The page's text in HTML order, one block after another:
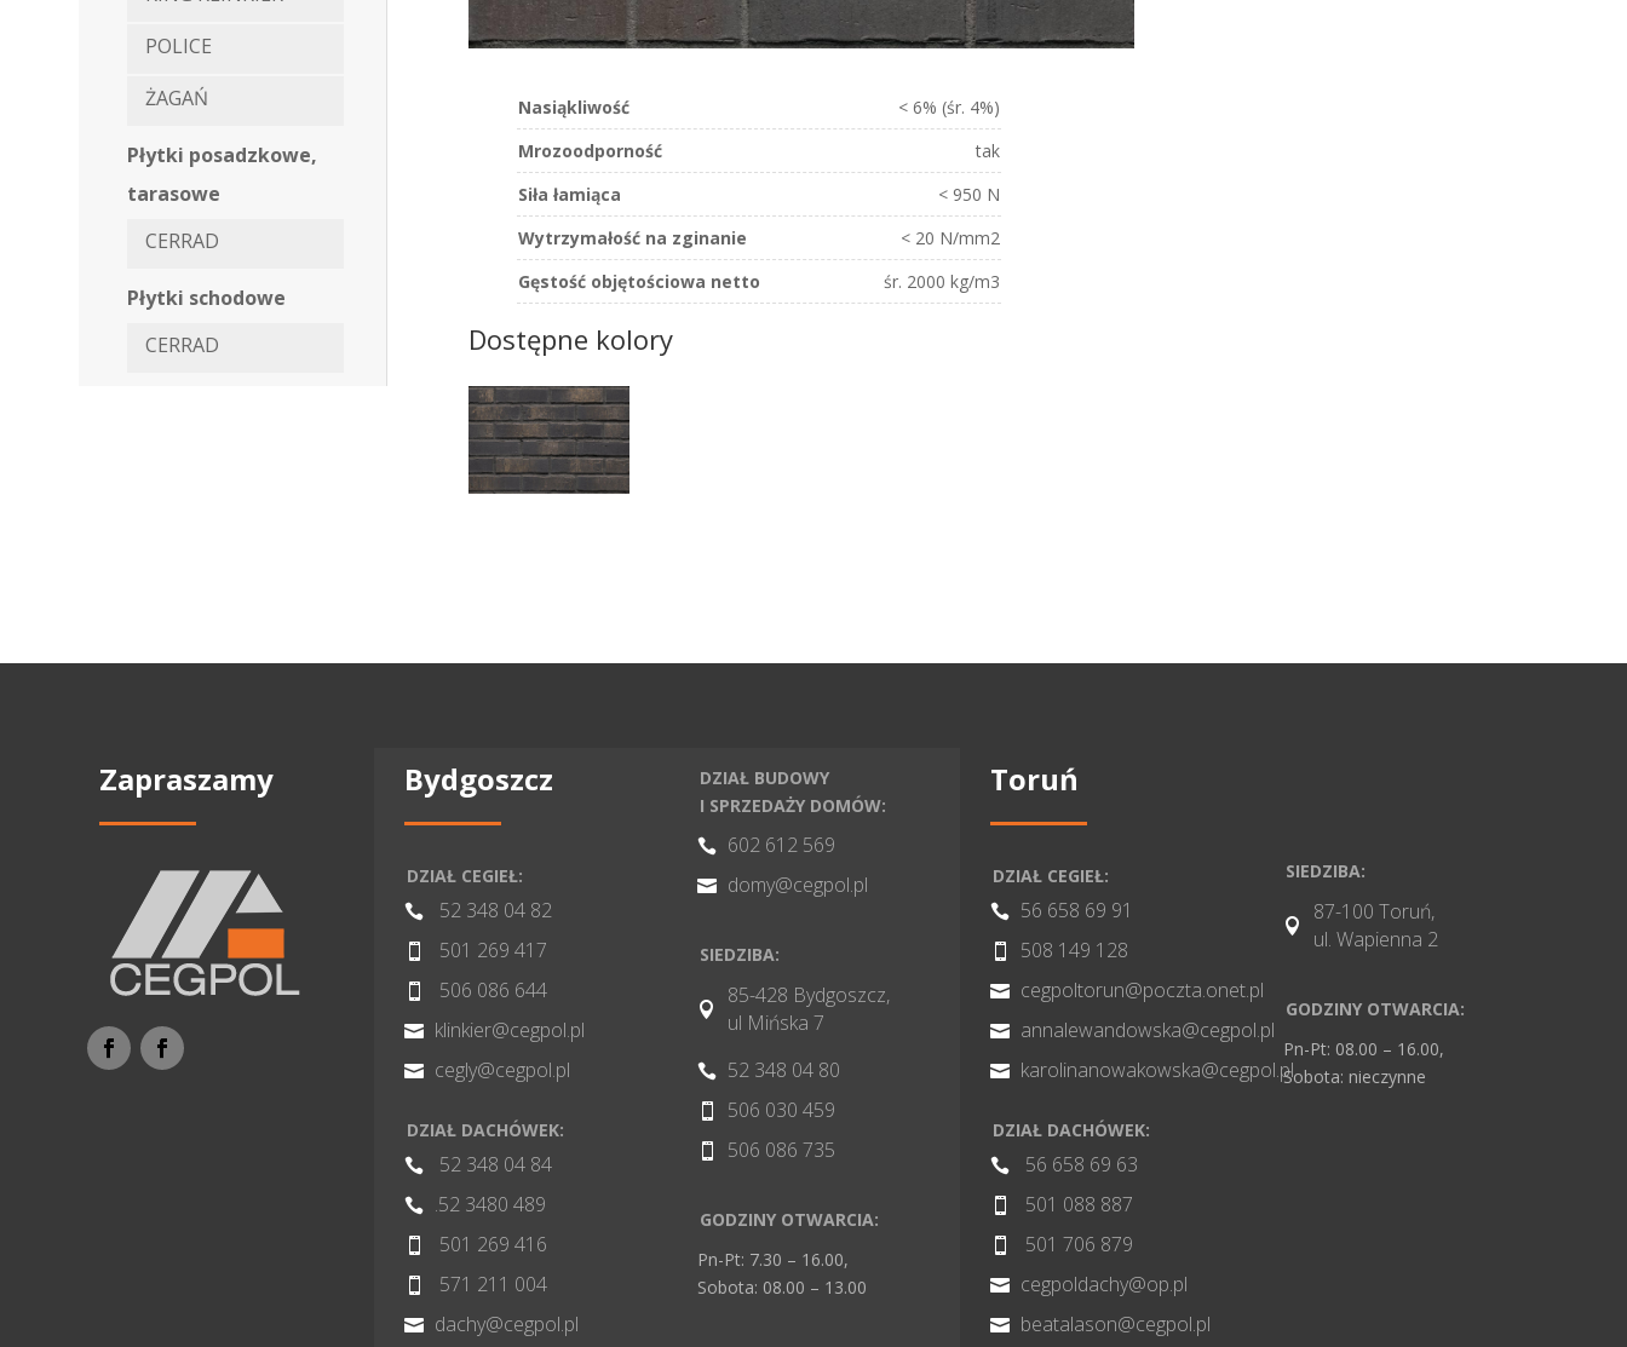
POLICE
ŻAGAŃ
Płytki posadzkowe,
tarasowe
CERRAD
Płytki schodowe
CERRAD
Nasiąkliwość
< 6% (śr. 4%)
Mrozoodporność
tak
Siła łamiąca
< 950 N
Wytrzymałość na zginanie
< 20 N/mm2
Gęstość objętościowa netto
śr. 2000 kg/m3
Dostępne kolory
Zapraszamy Bydgoszcz
DZIAŁ CEGIEŁ:
 52 348 04 82
 501 269 417
 506 086 644
 klinkier@cegpol.pl
 cegly@cegpol.pl
DZIAŁ DACHÓWEK:
 52 348 04 84
 .52 3480 489
 501 269 416
 571 211 004
 dachy@cegpol.pl
DZIAŁ BUDOWY
I SPRZEDAŻY DOMÓW:
 602 612 569
 domy@cegpol.pl
SIEDZIBA:

85-428 Bydgoszcz,
ul Mińska 7
 52 348 04 80
 506 030 459
 506 086 735
GODZINY OTWARCIA:
Pn-Pt: 7.30 – 16.00,
Sobota: 08.00 – 13.00
Toruń
DZIAŁ CEGIEŁ:
 56 658 69 91
 508 149 128
 cegpoltorun@poczta.onet.pl
 annalewandowska@cegpol.pl
 karolinanowakowska@cegpol.pl
DZIAŁ DACHÓWEK:
 56 658 69 63
 501 088 887
 501 706 879
 cegpoldachy@op.pl
 beatalason@cegpol.pl
SIEDZIBA:

87-100 Toruń,
ul. Wapienna 2
GODZINY OTWARCIA:
Pn-Pt: 08.00 – 16.00,
Sobota: nieczynne